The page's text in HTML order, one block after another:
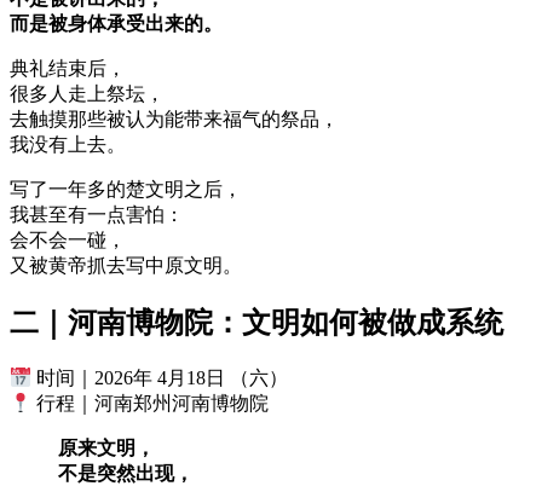
而是被身体承受出来的。
典礼结束后，
很多人走上祭坛，
去触摸那些被认为能带来福气的祭品，
我没有上去。
写了一年多的楚文明之后，
我甚至有一点害怕：
会不会一碰，
又被黄帝抓去写中原文明。
二｜河南博物院：文明如何被做成系统
时间｜2026年 4月18日 （六）
行程｜河南郑州河南博物院
原来文明，
不是突然出现，